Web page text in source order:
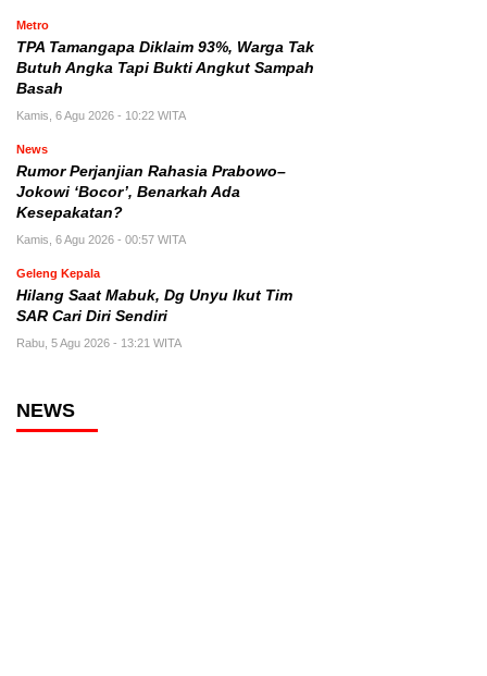
Metro
TPA Tamangapa Diklaim 93%, Warga Tak
Butuh Angka Tapi Bukti Angkut Sampah
Basah
Kamis, 6 Agu 2026 - 10:22 WITA
News
Rumor Perjanjian Rahasia Prabowo–
Jokowi ‘Bocor’, Benarkah Ada
Kesepakatan?
Kamis, 6 Agu 2026 - 00:57 WITA
Geleng Kepala
Hilang Saat Mabuk, Dg Unyu Ikut Tim
SAR Cari Diri Sendiri
Rabu, 5 Agu 2026 - 13:21 WITA
NEWS